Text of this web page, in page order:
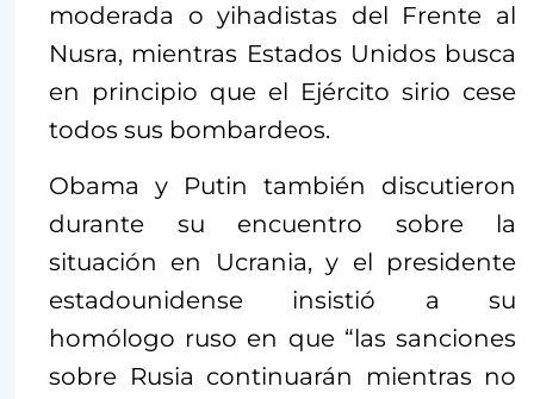
moderada o yihadistas del Frente al
Nusra, mientras Estados Unidos busca
en principio que el Ejército sirio cese
todos sus bombardeos.
Obama y Putin también discutieron
durante su encuentro sobre la
situación en Ucrania, y el presidente
estadounidense insistió a su
homólogo ruso en que “las sanciones
sobre Rusia continuarán mientras no